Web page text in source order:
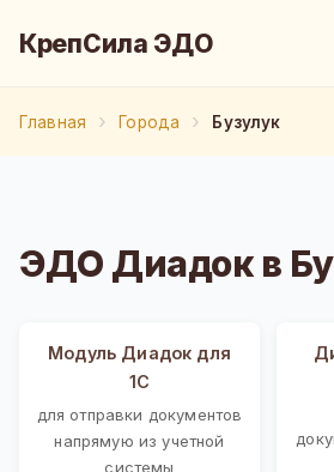
КрепСила ЭДО
Главная Города Бузулук
ЭДО Диадок в
Модуль Диадок для
1С
для отправки документов
напрямую из учетной
системы